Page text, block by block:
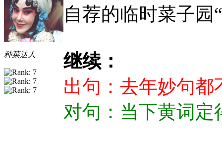
种菜达人
自荐的临时菜子园“
继续：
出句：去年妙句
对句：当下黄词定